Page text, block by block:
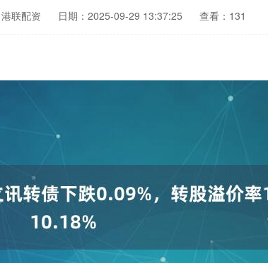
联配资 日期：2025-09-29 13:37:25 查看：131